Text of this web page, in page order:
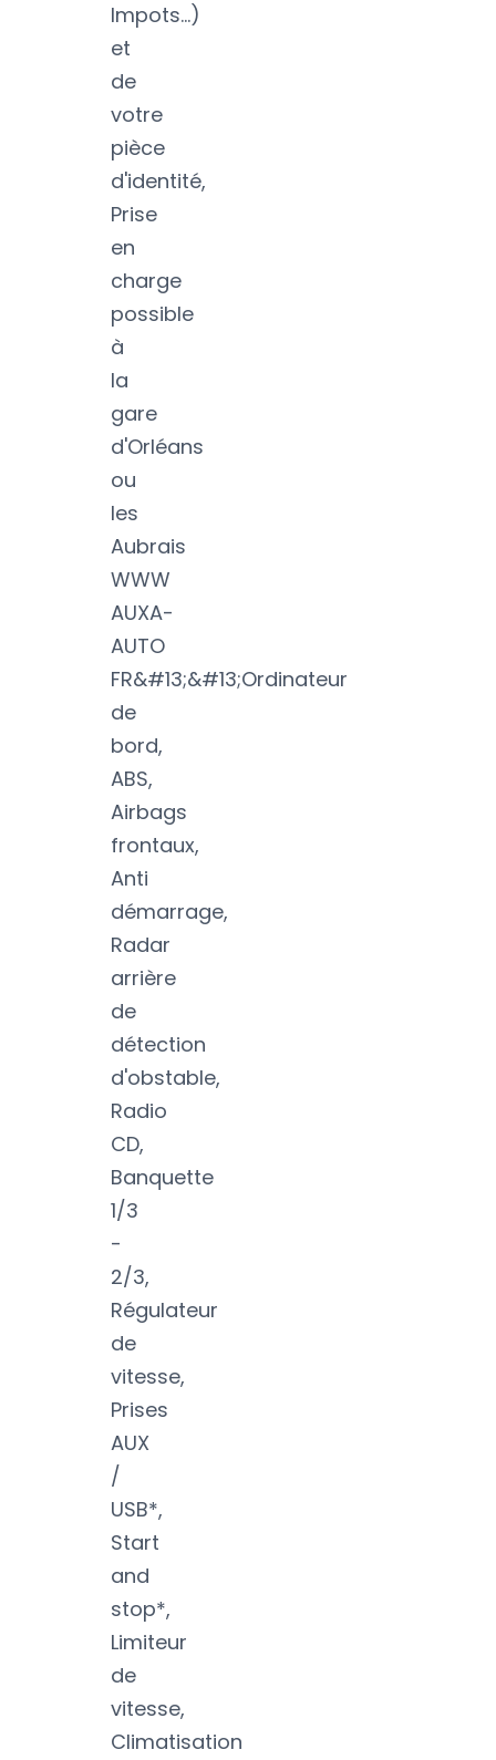
Impots...)
et
de
votre
pièce
d'identité,
Prise
en
charge
possible
à
la
gare
d'Orléans
ou
les
Aubrais
WWW
AUXA-
AUTO
FR&#13;&#13;Ordinateur
de
bord,
ABS,
Airbags
frontaux,
Anti
démarrage,
Radar
arrière
de
détection
d'obstable,
Radio
CD,
Banquette
1/3
-
2/3,
Régulateur
de
vitesse,
Prises
AUX
/
USB*,
Start
and
stop*,
Limiteur
de
vitesse,
Climatisation